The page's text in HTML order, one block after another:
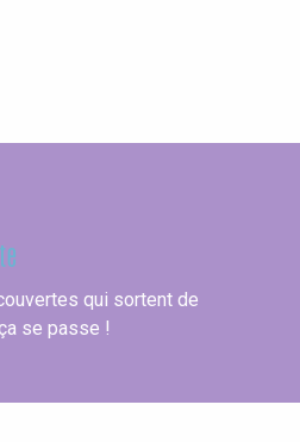
qui sortent de
se passe !